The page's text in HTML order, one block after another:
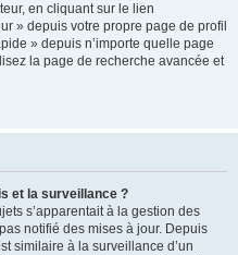
en cliquant sur le lien
» depuis votre propre page de profil
» depuis n’importe quelle page
la page de recherche avancée et
et la surveillance ?
s’apparentait à la gestion des
notifié des mises à jour. Depuis
similaire à la surveillance d’un